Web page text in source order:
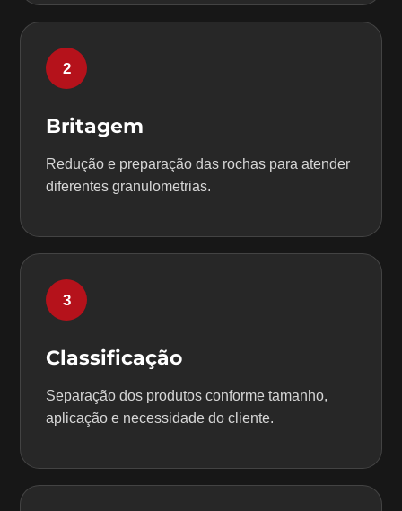
2
Britagem
Redução e preparação das rochas para atender
diferentes granulometrias.
3
Classificação
Separação dos produtos conforme tamanho,
aplicação e necessidade do cliente.